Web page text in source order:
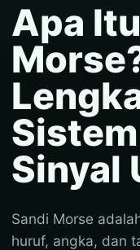
Apa
Sinyal
Sandi Morse
huruf, angka, dan